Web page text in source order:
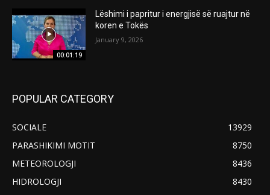
00:01:19
Lëshimi i papritur i energjisë së ruajtur në
koren e Tokës
January 9, 2026
POPULAR CATEGORY
SOCIALE
13929
PARASHIKIMI MOTIT
8750
METEOROLOGJI
8436
HIDROLOGJI
8430